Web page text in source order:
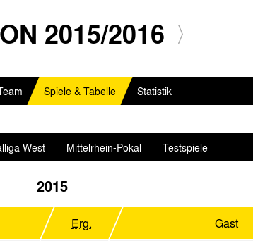
2015/2016
Spiele & Tabelle Statistik
West Mittelrhein-Pokal Testspiele
2015
Erg. Gast